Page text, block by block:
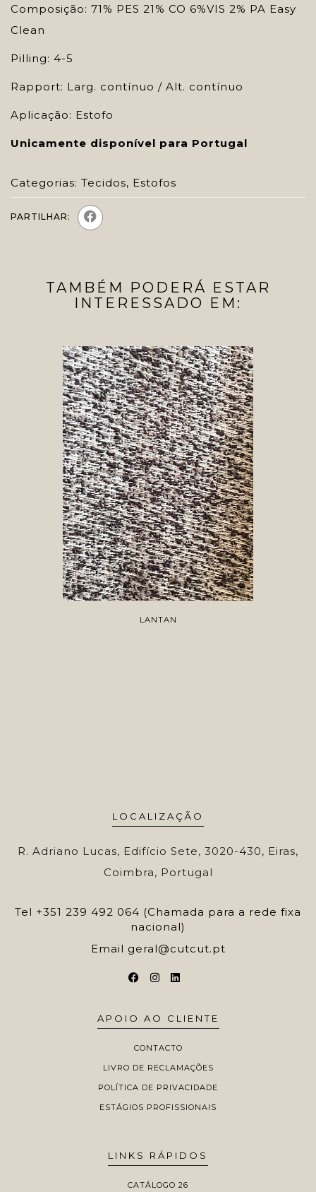
Composição: 71% PES 21% CO 6%VIS 2% PA Easy
Clean
Pilling: 4-5
Rapport: Larg. contínuo / Alt. contínuo
Aplicação: Estofo
Unicamente disponível para Portugal
Categorias: Tecidos, Estofos
PARTILHAR:
TAMBÉM PODERÁ ESTAR
INTERESSADO EM:
LANTAN
LOCALIZAÇÃO
R. Adriano Lucas, Edifício Sete, 3020-430, Eiras,
Coimbra, Portugal
Tel +351 239 492 064 (Chamada para a rede fixa
nacional)
Email geral@cutcut.pt
APOIO AO CLIENTE
CONTACTO
LIVRO DE RECLAMAÇÕES
POLÍTICA DE PRIVACIDADE
ESTÁGIOS PROFISSIONAIS
LINKS RÁPIDOS
CATÁLOGO 26